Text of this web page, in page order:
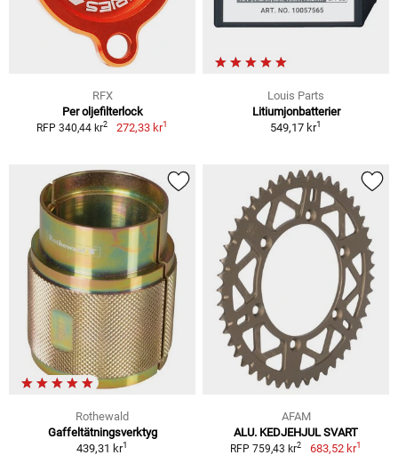
RFX
Per oljefilterlock
RFP 340,44 kr2 272,33 kr1
Louis Parts
Litiumjonbatterier
549,17 kr1
Rothewald
Gaffeltätningsverktyg
439,31 kr1
AFAM
ALU. KEDJEHJUL SVART
RFP 759,43 kr2 683,52 kr1